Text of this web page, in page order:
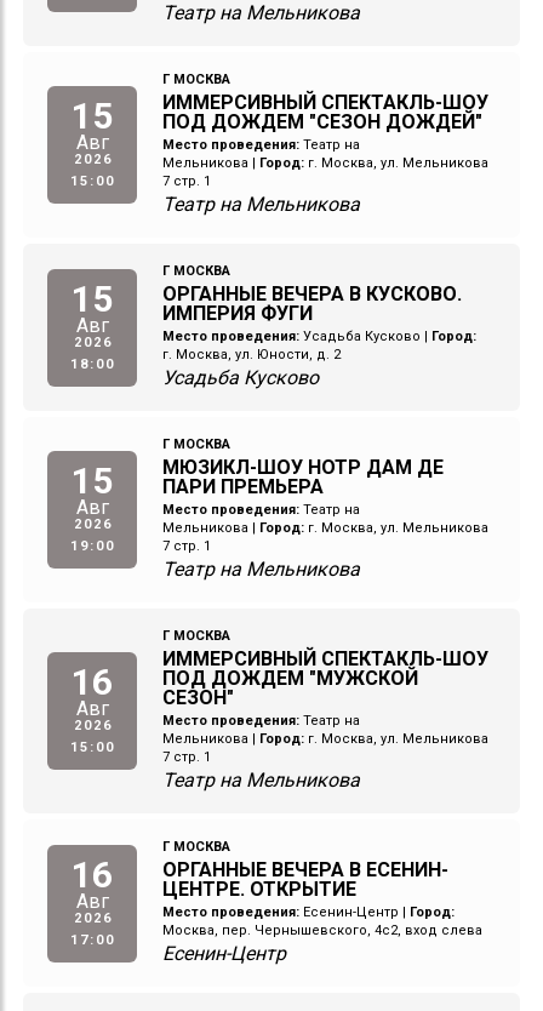
Театр на Мельникова
15
Авг
2026
15:00
Г МОСКВА
ИММЕРСИВНЫЙ СПЕКТАКЛЬ-ШОУ
ПОД ДОЖДЕМ "СЕЗОН ДОЖДЕЙ"
Место проведения: Театр на
Мельникова
Город: г. Москва, ул. Мельникова
7 стр. 1
Театр на Мельникова
15
Авг
2026
18:00
Г МОСКВА
ОРГАННЫЕ ВЕЧЕРА В КУСКОВО.
ИМПЕРИЯ ФУГИ
Место проведения: Усадьба Кусково
Город:
г. Москва, ул. Юности, д. 2
Усадьба Кусково
15
Авг
2026
19:00
Г МОСКВА
МЮЗИКЛ-ШОУ НОТР ДАМ ДЕ
ПАРИ ПРЕМЬЕРА
Место проведения: Театр на
Мельникова
Город: г. Москва, ул. Мельникова
7 стр. 1
Театр на Мельникова
16
Авг
2026
15:00
Г МОСКВА
ИММЕРСИВНЫЙ СПЕКТАКЛЬ-ШОУ
ПОД ДОЖДЕМ "МУЖСКОЙ
СЕЗОН"
Место проведения: Театр на
Мельникова
Город: г. Москва, ул. Мельникова
7 стр. 1
Театр на Мельникова
16
Авг
2026
17:00
Г МОСКВА
ОРГАННЫЕ ВЕЧЕРА В ЕСЕНИН-
ЦЕНТРЕ. ОТКРЫТИЕ
Место проведения: Есенин-Центр
Город:
Москва, пер. Чернышевского, 4с2, вход слева
Есенин-Центр